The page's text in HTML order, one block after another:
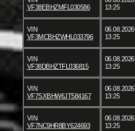
VF38EBHZMFL030586
13:25
VIN
VF3MCBHZWHL033796
06.08.2026
13:25
VIN
VF38DBHZTFL036815
06.08.2026
13:25
VIN
VF7SXBHW6JT584167
06.08.2026
13:25
VIN
VF7NC9HR8BY624693
06.08.2026
13:25